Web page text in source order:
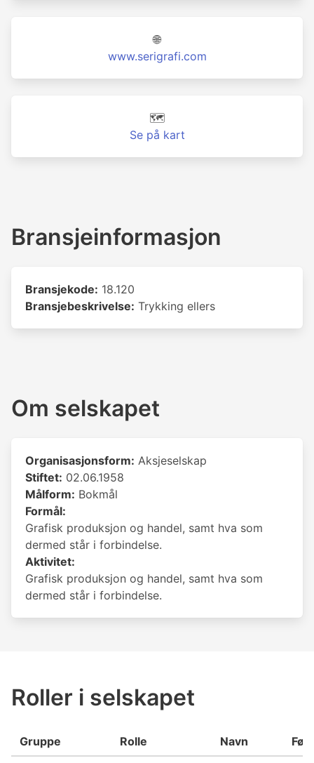
🌐
www.serigrafi.com
🗺️
Se på kart
Bransjeinformasjon
Bransjekode: 18.120
Bransjebeskrivelse: Trykking ellers
Om selskapet
Organisasjonsform: Aksjeselskap
Stiftet: 02.06.1958
Målform: Bokmål
Formål:
Grafisk produksjon og handel, samt hva som
dermed står i forbindelse.
Aktivitet:
Grafisk produksjon og handel, samt hva som
dermed står i forbindelse.
Roller i selskapet
Gruppe Rolle Navn